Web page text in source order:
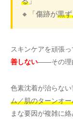
🔸「傷跡が黒
スキンケアを頑張っ
善しない——その理
色素沈着が治らない
ム／肌のターンオ
まな要因が複雑に絡